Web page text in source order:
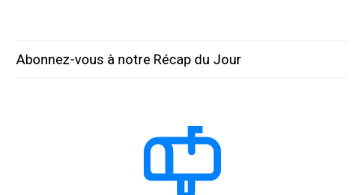
Abonnez-vous à notre Récap du Jour